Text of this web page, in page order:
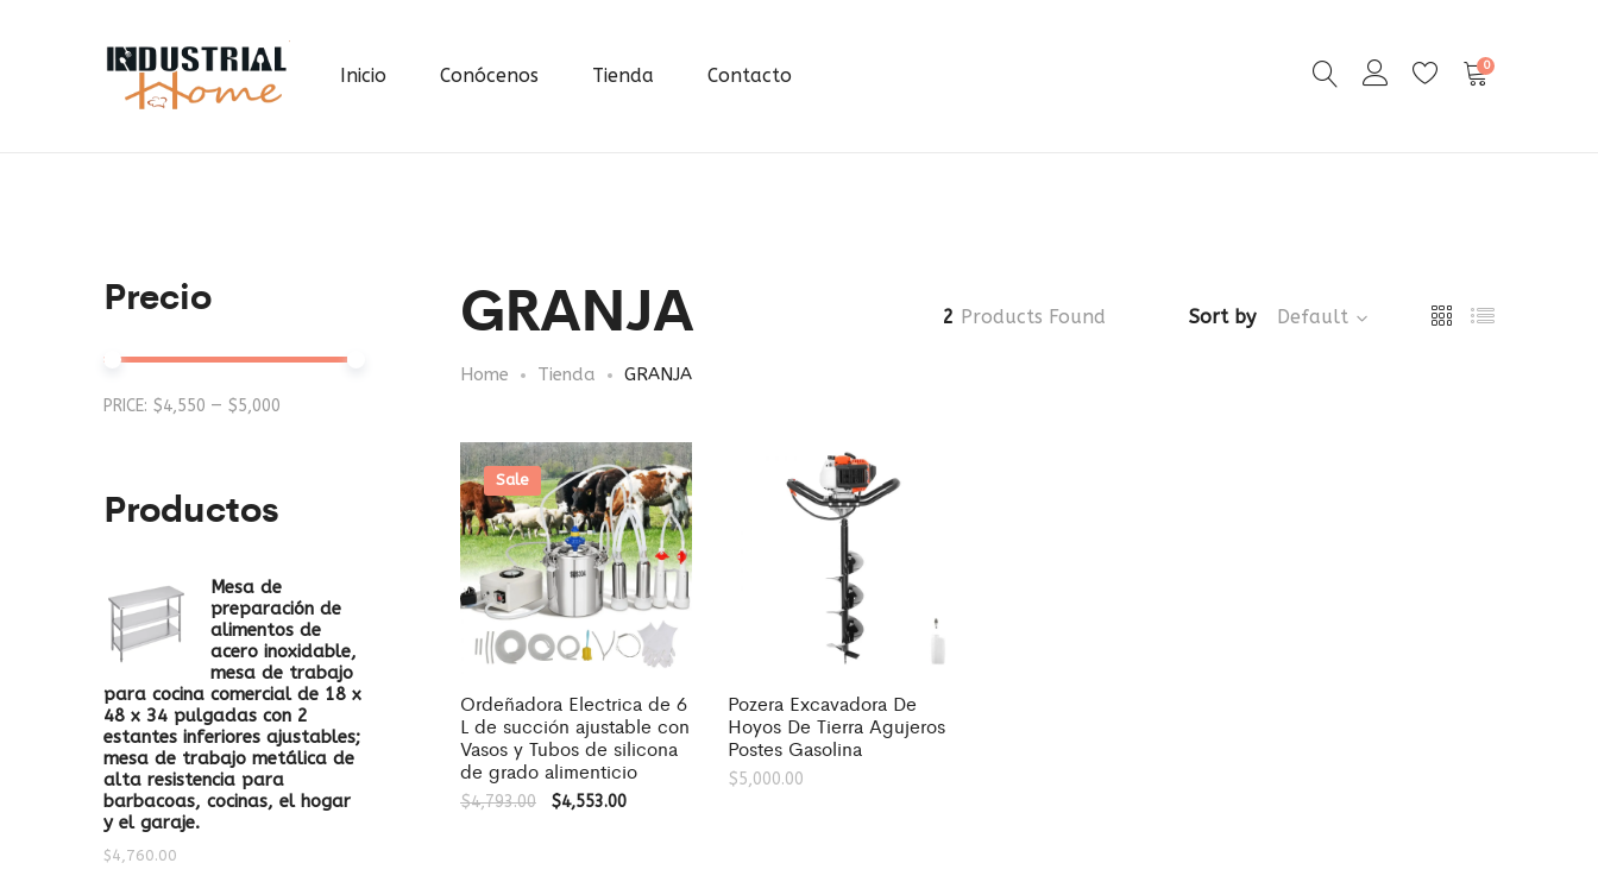
Inicio Conócenos Tienda Contacto 0
GRANJA
Home Tienda GRANJA
2 Products Found Sort by Default
Sale
Ordeñadora Electrica de 6
L de succión ajustable con
Vasos y Tubos de silicona
de grado alimenticio
$4,793.00 $4,553.00
Pozera Excavadora De
Hoyos De Tierra Agujeros
Postes Gasolina
$5,000.00
Precio
PRICE: $4,550 — $5,000
Productos
Mesa de
preparación de
alimentos de
acero inoxidable,
mesa de trabajo
para cocina comercial de 18 x
48 x 34 pulgadas con 2
estantes inferiores ajustables;
mesa de trabajo metálica de
alta resistencia para
barbacoas, cocinas, el hogar
y el garaje.
$4,760.00